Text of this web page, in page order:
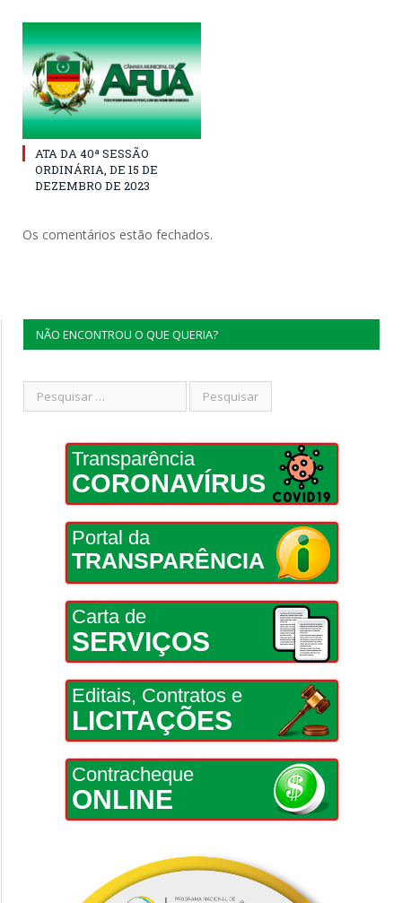
ATA DA 40ª SESSÃO
ORDINÁRIA, DE 15 DE
DEZEMBRO DE 2023
Os comentários estão fechados.
NÃO ENCONTROU O QUE QUERIA?
Transparência
CORONAVÍRUS
Portal da
TRANSPARÊNCIA
Carta de
SERVIÇOS
Editais, Contratos e
LICITAÇÕES
Contracheque
ONLINE